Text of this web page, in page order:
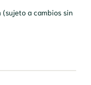
(sujeto a cambios sin